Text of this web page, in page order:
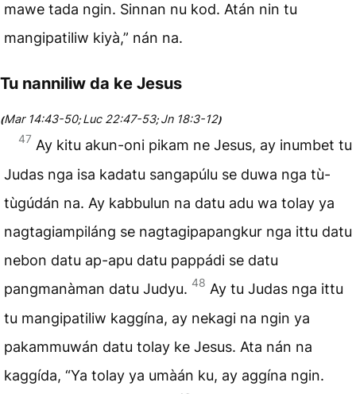
mawe tada ngin. Sinnan nu kod. Atán nin tu
mangipatiliw kiyà,” nán na.
Tu nanniliw da ke Jesus
(Mar 14:43-50;Luc 22:47-53;Jn 18:3-12)
47 Ay kitu akun-oni pikam ne Jesus, ay inumbet tu
Judas nga isa kadatu sangapúlu se duwa nga tù-
tùgúdán na. Ay kabbulun na datu adu wa tolay ya
nagtagiampiláng se nagtagipapangkur nga ittu datu
nebon datu ap-apu datu pappádi se datu
pangmanàman datu Judyu. 48 Ay tu Judas nga ittu
tu mangipatiliw kaggína, ay nekagi na ngin ya
pakammuwán datu tolay ke Jesus. Ata nán na
kaggída, “Ya tolay ya umàán ku, ay aggína ngin.